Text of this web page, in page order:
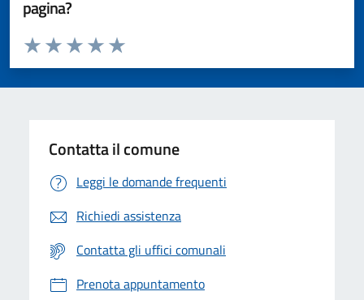
pagina?
Valuta da 1 a 5 stelle la pagina
Valuta 5 stelle su 5
Valuta 4 stelle su 5
Valuta 3 stelle su 5
Valuta 2 stelle su 5
Valuta 1 stelle su 5
Contatta il comune
Leggi le domande frequenti
Richiedi assistenza
Contatta gli uffici comunali
Prenota appuntamento